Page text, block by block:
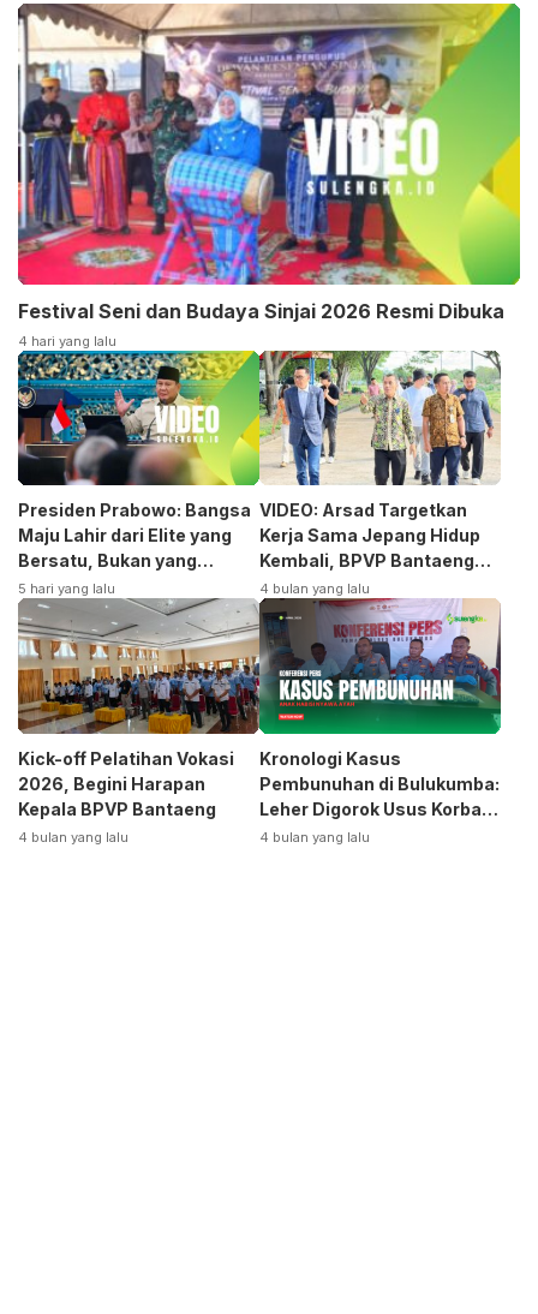
Festival Seni dan Budaya Sinjai 2026 Resmi Dibuka
4 hari yang lalu
Presiden Prabowo: Bangsa
Maju Lahir dari Elite yang
Bersatu, Bukan yang
Terpecah
5 hari yang lalu
VIDEO: Arsad Targetkan
Kerja Sama Jepang Hidup
Kembali, BPVP Bantaeng
Siap Bangkitkan Jurusan
Otomotif
4 bulan yang lalu
Kick-off Pelatihan Vokasi
2026, Begini Harapan
Kepala BPVP Bantaeng
4 bulan yang lalu
Kronologi Kasus
Pembunuhan di Bulukumba:
Leher Digorok Usus Korban
Dikeluarkan
4 bulan yang lalu